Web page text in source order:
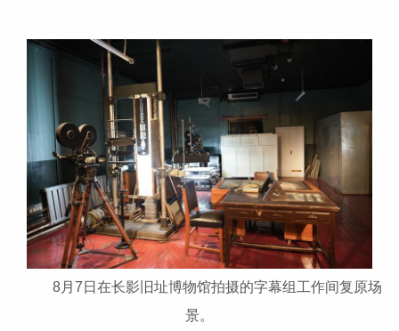
8月7日在长影旧址博物馆拍摄的字幕组工作间复原场
景。